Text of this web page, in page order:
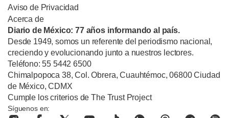
Aviso de Privacidad
Acerca de
Diario de México: 77 años informando al país.
Desde 1949, somos un referente del periodismo nacional,
creciendo y evolucionando junto a nuestros lectores.
Teléfono: 55 5442 6500
Chimalpopoca 38, Col. Obrera, Cuauhtémoc, 06800 Ciudad
de México, CDMX
Cumple los criterios de The Trust Project
Síguenos en: